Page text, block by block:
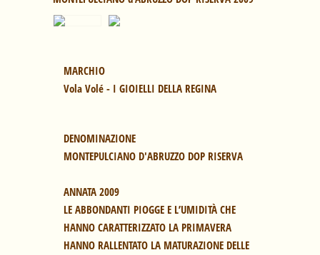
Vola Volé - I GIOIELLI DELLA REGINA
MONTEPULCIANO D'ABRUZZO DOP RISERVA
LE ABBONDANTI PIOGGE E L’UMIDITÀ CHE
HANNO CARATTERIZZATO LA PRIMAVERA
HANNO RALLENTATO LA MATURAZIONE DELLE